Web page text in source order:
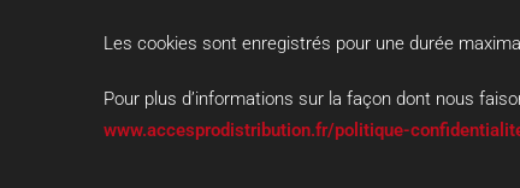
Les cookies sont enregistrés pour une durée
Pour plus d’informations sur la façon dont nous
www.accesprodistribution.fr/politique-